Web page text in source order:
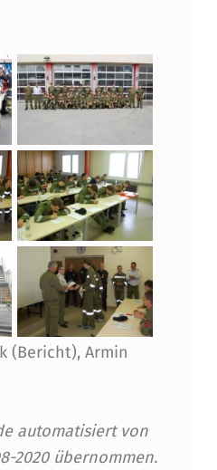
(Bericht), Armin
automatisiert von
2020 übernommen.